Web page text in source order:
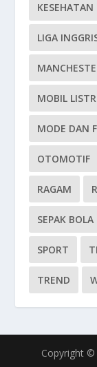
KESEHATAN
LIGA
MOBIL
MODE DAN
OTOMOTIF
RAGAM
SEPAK BOLA
SPORT
TREND
Copyright ©